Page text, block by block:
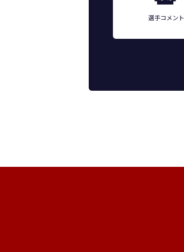
選手コメント